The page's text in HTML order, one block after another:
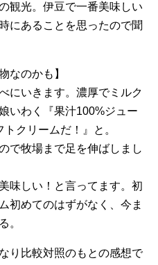
観光。伊豆で一番美味しい
にあることを思ったので聞
なのかも】
にいきます。濃厚でミルク
いわく『果汁100%ジュー
クリームだ！』と。
で牧場まで足を伸ばしまし
味しい！と言ってます。初
初めてのはずがなく、今ま
。
り比較対照のもとの感想で